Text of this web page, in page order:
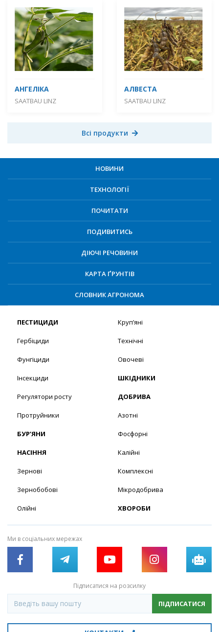
АНГЕЛІКА
SAATBAU LINZ
АЛВЕСТА
SAATBAU LINZ
Всі продукти
НОВИНИ
ТЕХНОЛОГІЇ
ПОЧИТАТИ
ПОДИВИТИСЬ
ДІЮЧІ РЕЧОВИНИ
КАРТА ҐРУНТІВ
СЛОВНИК АГРОНОМА
ПЕСТИЦИДИ
Гербіциди
Фунгіциди
Інсекциди
Регулятори росту
Протруйники
БУР’ЯНИ
НАСІННЯ
Зернові
Зернобобові
Олійні
Круп’яні
Технічні
Овочеві
ШКІДНИКИ
ДОБРИВА
Азотні
Фосфорні
Калійні
Комплексні
Мікродобрива
ХВОРОБИ
Ми в соціальних мережах
Підписатися на розсилку
ПІДПИСАТИСЯ